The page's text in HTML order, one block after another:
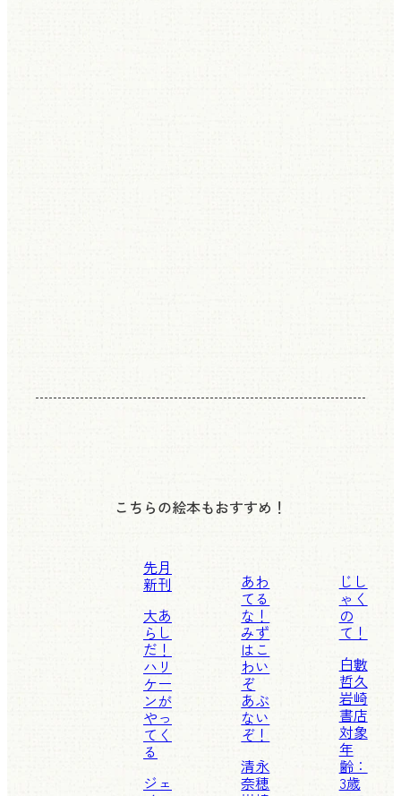
こちらの絵本もおすすめ！
先月
新刊
大あ
らし
だ！
ハリ
ケー
ンが
やっ
てく
る
ジェ
あわ
てる
な！
みず
はこ
わい
ぞ
あぶ
ない
ぞ！
清永
奈穂
じし
ゃく
の
て！
白數
哲久
岩崎
書店
対象
年
齢：
3歳